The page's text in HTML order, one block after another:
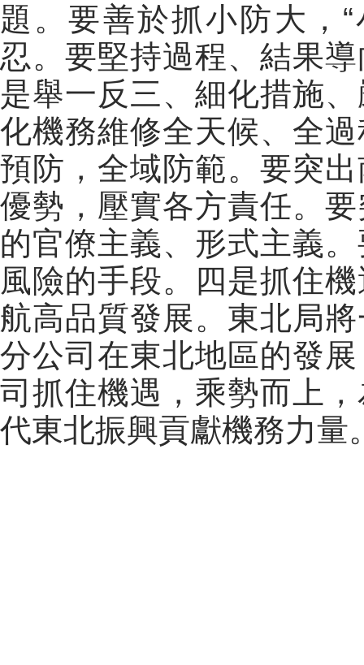
題。要善於抓小防大，
忍。要堅持過程、結果
是舉一反三、細化措施
化機務維修全天候、全
預防，全域防範。要突
優勢，壓實各方責任。
的官僚主義、形式主義
風險的手段。四是抓住
航高品質發展。東北局
分公司在東北地區的發
司抓住機遇，乘勢而上
代東北振興貢獻機務力量